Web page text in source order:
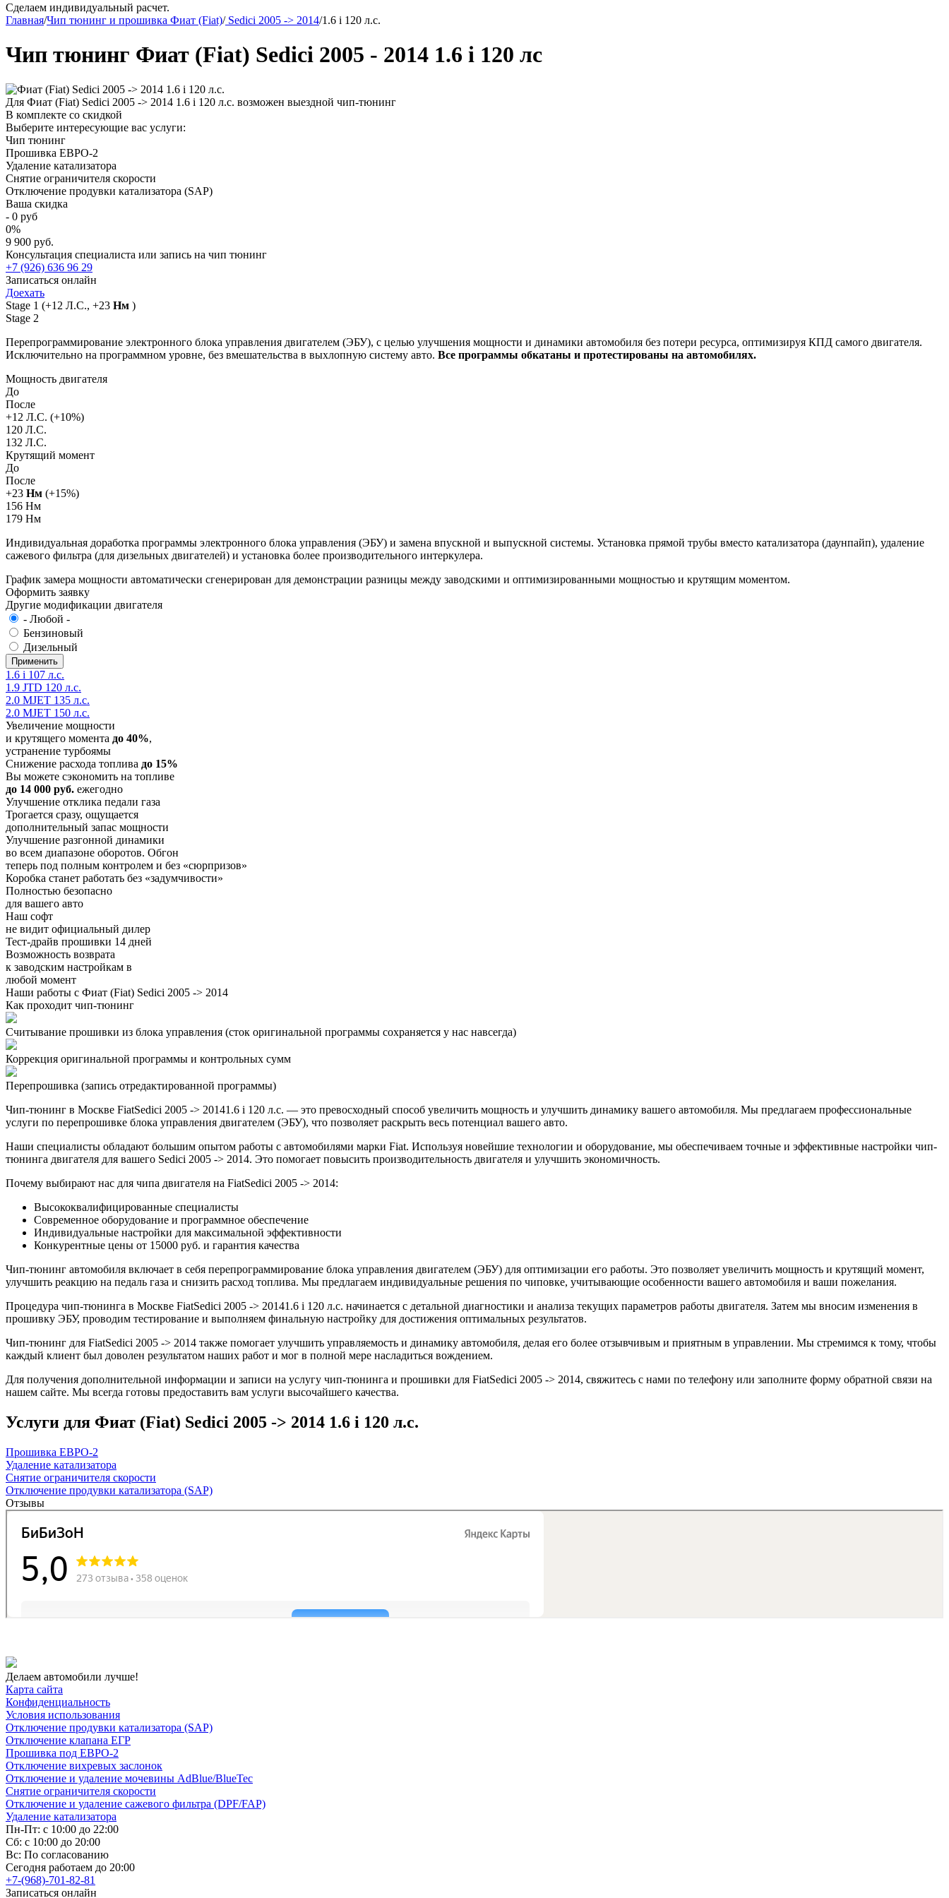
Сделаем индивидуальный расчет.
Главная/Чип тюнинг и прошивка Фиат (Fiat)/Sedici 2005 -> 2014/1.6 i 120 л.с.
Чип тюнинг Фиат (Fiat) Sedici 2005 - 2014 1.6 i 120 лс
Для Фиат (Fiat) Sedici 2005 -> 2014 1.6 i 120 л.с. возможен выездной чип-тюнинг
В комплекте со скидкой
Выберите интересующие вас услуги:
Чип тюнинг
Прошивка ЕВРО-2
Удаление катализатора
Снятие ограничителя скорости
Отключение продувки катализатора (SAP)
Ваша скидка
- 0 руб
0%
9 900 руб.
Консультация специалиста или запись на чип тюнинг
+7 (926) 636 96 29
Записаться онлайн
Доехать
Stage 1 (+12 Л.С., +23 Нм )
Stage 2
Перепрограммирование электронного блока управления двигателем (ЭБУ), с целью улучшения мощности и динамики автомобиля без потери ресурса, оптимизируя КПД самого двигателя.
Исключительно на программном уровне, без вмешательства в выхлопную систему авто. Все программы обкатаны и протестированы на автомобилях.
Мощность двигателя
До
После
+12 Л.С. (+10%)
120 Л.С.
132 Л.С.
Крутящий момент
До
После
+23 Нм (+15%)
156 Нм
179 Нм
Индивидуальная доработка программы электронного блока управления (ЭБУ) и замена впускной и выпускной системы. Установка прямой трубы вместо катализатора (даунпайп), удаление
сажевого фильтра (для дизельных двигателей) и установка более производительного интеркулера.
График замера мощности автоматически сгенерирован для демонстрации разницы между заводскими и оптимизированными мощностью и крутящим моментом.
Оформить заявку
Другие модификации двигателя
- Любой -
Бензиновый
Дизельный
1.6 i 107 л.с.
1.9 JTD 120 л.с.
2.0 MJET 135 л.с.
2.0 MJET 150 л.с.
Увеличение мощности
и крутящего момента до 40%,
устранение турбоямы
Снижение расхода топлива до 15%
Вы можете сэкономить на топливе
до 14 000 руб. ежегодно
Улучшение отклика педали газа
Трогается сразу, ощущается
дополнительный запас мощности
Улучшение разгонной динамики
во всем диапазоне оборотов. Обгон
теперь под полным контролем и без «сюрпризов»
Коробка станет работать без «задумчивости»
Полностью безопасно
для вашего авто
Наш софт
не видит официальный дилер
Тест-драйв прошивки 14 дней
Возможность возврата
к заводским настройкам в
любой момент
Наши работы с Фиат (Fiat) Sedici 2005 -> 2014
Как проходит чип-тюнинг
Считывание прошивки из блока управления (сток оригинальной программы сохраняется у нас навсегда)
Коррекция оригинальной программы и контрольных сумм
Перепрошивка (запись отредактированной программы)
Чип-тюнинг в Москве FiatSedici 2005 -> 20141.6 i 120 л.с. — это превосходный способ увеличить мощность и улучшить динамику вашего автомобиля. Мы предлагаем профессиональные
услуги по перепрошивке блока управления двигателем (ЭБУ), что позволяет раскрыть весь потенциал вашего авто.
Наши специалисты обладают большим опытом работы с автомобилями марки Fiat. Используя новейшие технологии и оборудование, мы обеспечиваем точные и эффективные настройки чип-
тюнинга двигателя для вашего Sedici 2005 -> 2014. Это помогает повысить производительность двигателя и улучшить экономичность.
Почему выбирают нас для чипа двигателя на FiatSedici 2005 -> 2014:
Высококвалифицированные специалисты
Современное оборудование и программное обеспечение
Индивидуальные настройки для максимальной эффективности
Конкурентные цены от 15000 руб. и гарантия качества
Чип-тюнинг автомобиля включает в себя перепрограммирование блока управления двигателем (ЭБУ) для оптимизации его работы. Это позволяет увеличить мощность и крутящий момент,
улучшить реакцию на педаль газа и снизить расход топлива. Мы предлагаем индивидуальные решения по чиповке, учитывающие особенности вашего автомобиля и ваши пожелания.
Процедура чип-тюнинга в Москве FiatSedici 2005 -> 20141.6 i 120 л.с. начинается с детальной диагностики и анализа текущих параметров работы двигателя. Затем мы вносим изменения в
прошивку ЭБУ, проводим тестирование и выполняем финальную настройку для достижения оптимальных результатов.
Чип-тюнинг для FiatSedici 2005 -> 2014 также помогает улучшить управляемость и динамику автомобиля, делая его более отзывчивым и приятным в управлении. Мы стремимся к тому, чтобы
каждый клиент был доволен результатом наших работ и мог в полной мере насладиться вождением.
Для получения дополнительной информации и записи на услугу чип-тюнинга и прошивки для FiatSedici 2005 -> 2014, свяжитесь с нами по телефону или заполните форму обратной связи на
нашем сайте. Мы всегда готовы предоставить вам услуги высочайшего качества.
Услуги для Фиат (Fiat) Sedici 2005 -> 2014 1.6 i 120 л.с.
Прошивка ЕВРО-2
Удаление катализатора
Снятие ограничителя скорости
Отключение продувки катализатора (SAP)
Отзывы
Делаем автомобили лучше!
Карта сайта
Конфиденциальность
Условия использования
Отключение продувки катализатора (SAP)
Отключение клапана ЕГР
Прошивка под ЕВРО-2
Отключение вихревых заслонок
Отключение и удаление мочевины AdBlue/BlueTec
Снятие ограничителя скорости
Отключение и удаление сажевого фильтра (DPF/FAP)
Удаление катализатора
Пн-Пт: с 10:00 до 22:00
Сб: с 10:00 до 20:00
Вс: По согласованию
Сегодня работаем до 20:00
+7-(968)-701-82-81
Записаться онлайн